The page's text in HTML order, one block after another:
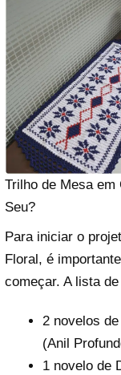
Trilho de Mesa
Seu?
Para iniciar o
Floral, é
começar. A lista
2 novelos
(Anil
1 novelo de